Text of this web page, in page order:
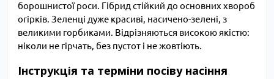
борошнистої роси. Гібрид стійкий до основних хвороб
огірків. Зеленці дуже красиві, насичено-зелені, з
великими горбиками. Відрізняються високою якістю:
ніколи не гірчать, без пустот і не жовтіють.
Інструкція та терміни посіву насіння